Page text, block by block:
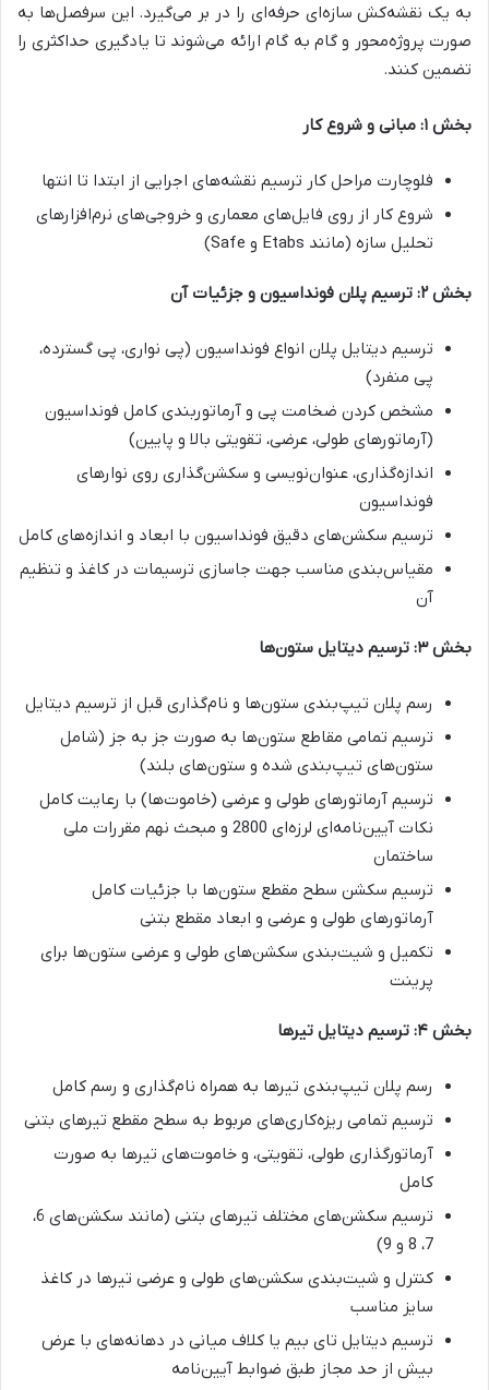
به یک نقشه‌کش سازه‌ای حرفه‌ای را در بر می‌گیرد. این سرفصل‌ها به
صورت پروژه‌محور و گام به گام ارائه می‌شوند تا یادگیری حداکثری را
تضمین کنند.
بخش ۱: مبانی و شروع کار
فلوچارت مراحل کار ترسیم نقشه‌های اجرایی از ابتدا تا انتها
شروع کار از روی فایل‌های معماری و خروجی‌های نرم‌افزارهای
تحلیل سازه (مانند Etabs و Safe)
بخش ۲: ترسیم پلان فونداسیون و جزئیات آن
ترسیم دیتایل پلان انواع فونداسیون (پی نواری، پی گسترده،
پی منفرد)
مشخص کردن ضخامت پی و آرماتوربندی کامل فونداسیون
(آرماتورهای طولی، عرضی، تقویتی بالا و پایین)
اندازه‌گذاری، عنوان‌نویسی و سکشن‌گذاری روی نوارهای
فونداسیون
ترسیم سکشن‌های دقیق فونداسیون با ابعاد و اندازه‌های کامل
مقیاس‌بندی مناسب جهت جاسازی ترسیمات در کاغذ و تنظیم
آن
بخش ۳: ترسیم دیتایل ستون‌ها
رسم پلان تیپ‌بندی ستون‌ها و نام‌گذاری قبل از ترسیم دیتایل
ترسیم تمامی مقاطع ستون‌ها به صورت جز به جز (شامل
ستون‌های تیپ‌بندی شده و ستون‌های بلند)
ترسیم آرماتورهای طولی و عرضی (خاموت‌ها) با رعایت کامل
نکات آیین‌نامه‌ای لرزه‌ای 2800 و مبحث نهم مقررات ملی
ساختمان
ترسیم سکشن سطح مقطع ستون‌ها با جزئیات کامل
آرماتورهای طولی و عرضی و ابعاد مقطع بتنی
تکمیل و شیت‌بندی سکشن‌های طولی و عرضی ستون‌ها برای
پرینت
بخش ۴: ترسیم دیتایل تیرها
رسم پلان تیپ‌بندی تیرها به همراه نام‌گذاری و رسم کامل
ترسیم تمامی ریزه‌کاری‌های مربوط به سطح مقطع تیرهای بتنی
آرماتورگذاری طولی، تقویتی، و خاموت‌های تیرها به صورت
کامل
ترسیم سکشن‌های مختلف تیرهای بتنی (مانند سکشن‌های 6،
7، 8 و 9)
کنترل و شیت‌بندی سکشن‌های طولی و عرضی تیرها در کاغذ
سایز مناسب
ترسیم دیتایل تای بیم یا کلاف میانی در دهانه‌های با عرض
بیش از حد مجاز طبق ضوابط آیین‌نامه